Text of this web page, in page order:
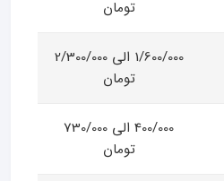
تومان
1/600/000 الی 2/300/000
تومان
400/000 الی 730/000
تومان